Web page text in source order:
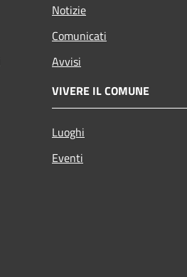
Notizie
Comunicati
Avvisi
VIVERE IL COMUNE
Luoghi
Eventi